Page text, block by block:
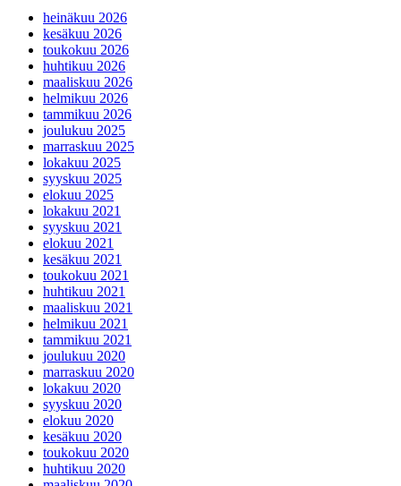
heinäkuu 2026
kesäkuu 2026
toukokuu 2026
huhtikuu 2026
maaliskuu 2026
helmikuu 2026
tammikuu 2026
joulukuu 2025
marraskuu 2025
lokakuu 2025
syyskuu 2025
elokuu 2025
lokakuu 2021
syyskuu 2021
elokuu 2021
kesäkuu 2021
toukokuu 2021
huhtikuu 2021
maaliskuu 2021
helmikuu 2021
tammikuu 2021
joulukuu 2020
marraskuu 2020
lokakuu 2020
syyskuu 2020
elokuu 2020
kesäkuu 2020
toukokuu 2020
huhtikuu 2020